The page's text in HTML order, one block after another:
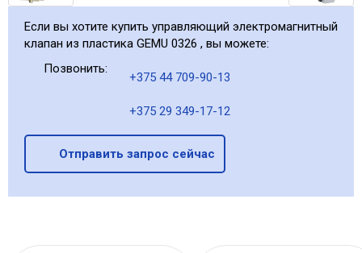
Если вы хотите купить управляющий электромагнитный
клапан из пластика GEMU 0326 , вы можете:
Позвонить:
+375 44 709-90-13
+375 29 349-17-12
Отправить запрос сейчас